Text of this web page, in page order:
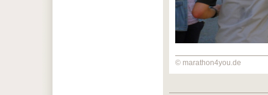
© marathon4you.de